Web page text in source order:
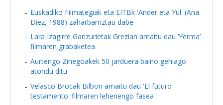
Euskadiko Filmategiak eta EITBk 'Ander eta Yul' (Ana
Díez, 1988) zaharbarriztau dabe
Lara Izagirre Garizurietak Grezian amaitu dau ‘Yerma’
filmaren grabaketea
Aurtengo Zinegoakek 50 jarduera baino gehiago
atondu ditu
Velasco Brocak Bilbon amaitu dau 'El futuro
testamento' filmaren lehenengo fasea